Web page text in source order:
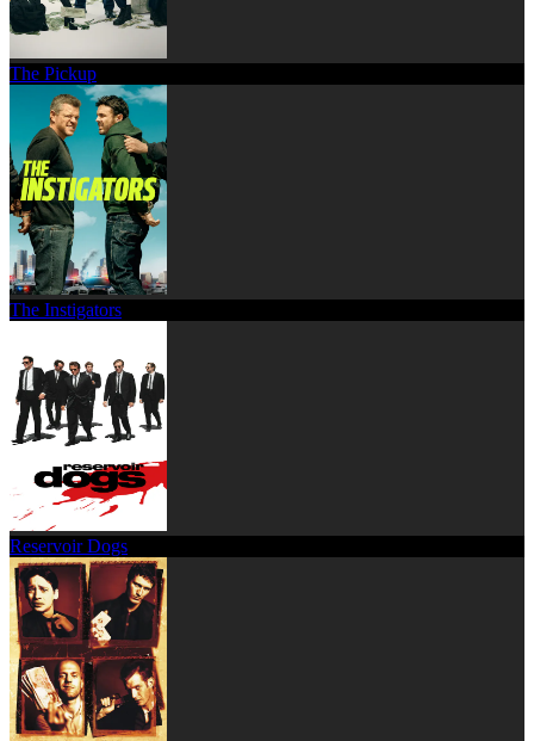
The Pickup
The Instigators
Reservoir Dogs